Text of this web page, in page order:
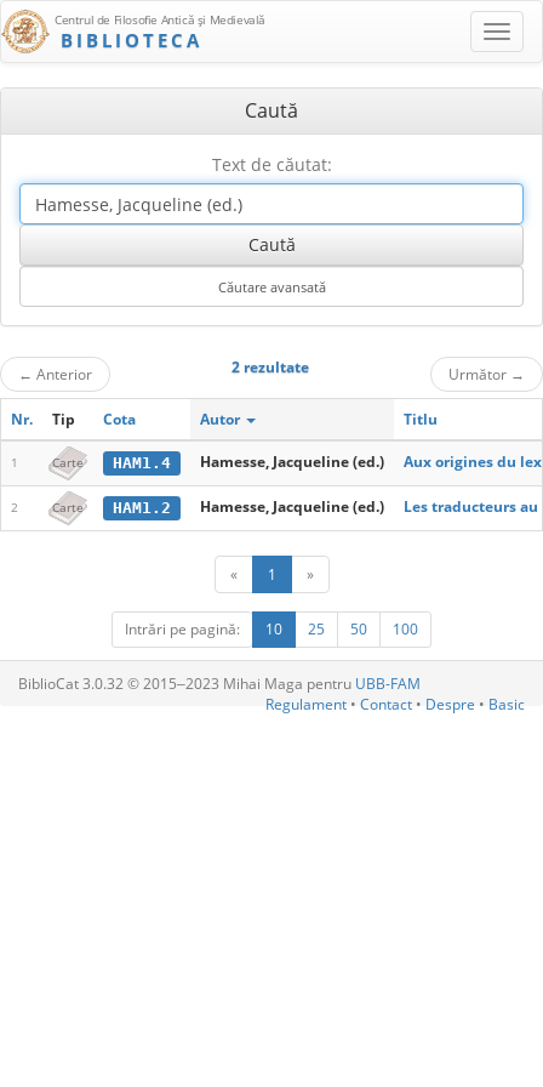
Centrul de Filosofie Antică şi Medievală
BIBLIOTECA
Caută
Text de căutat:
← Anterior 2 rezultate Următor →
Nr. Tip Cota Autor Titlu
1 Carte HAM1.4 Hamesse, Jacqueline (ed.) Aux origines du
2 Carte HAM1.2 Hamesse, Jacqueline (ed.) Les traducteurs
« 1 »
Intrări pe pagină: 10 25 50 100
BiblioCat 3.0.32 © 2015‒2023 Mihai Maga pentru UBB-FAM
Regulament • Contact • Despre • Basic